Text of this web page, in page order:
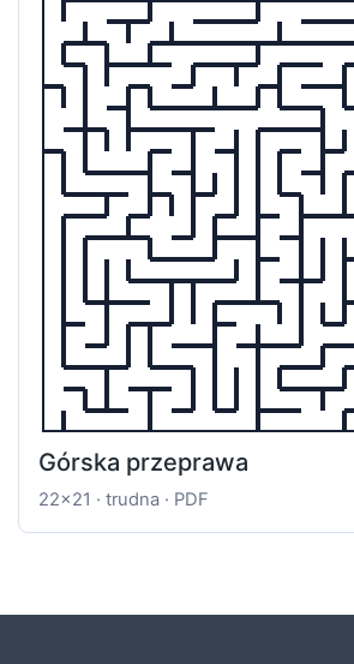
Górska przeprawa
22x21 · trudna · PDF